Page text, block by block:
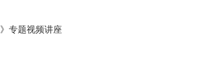
专题视频讲座